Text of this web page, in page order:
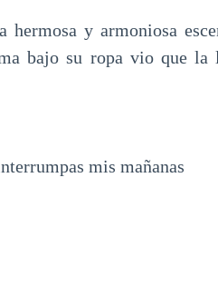
y armoniosa
bajo su ropa vio que la
mis mañanas